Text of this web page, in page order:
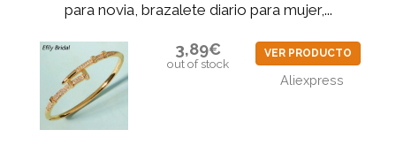
para novia, brazalete diario para mujer,...
3,89€
out of stock
VER PRODUCTO
Aliexpress